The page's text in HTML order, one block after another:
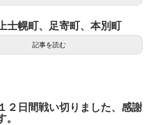
士幌町、足寄町、本別町
記事を読む
２日間戦い切りました、感謝
。